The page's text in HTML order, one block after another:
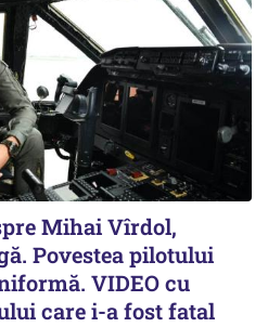
Mihai Vîrdol,
Povestea pilotului
VIDEO cu
care i-a fost fatal